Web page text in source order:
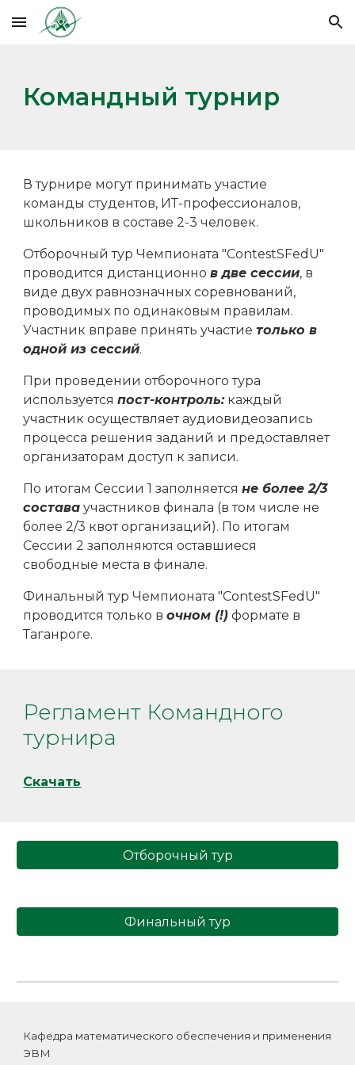
Skip to main content Skip to navigation
Командный турнир
В турнире могут принимать участие
команды студентов, ИТ-профессионалов,
школьников в составе 2-3 человек.
Отборочный тур Чемпионата "ContestSFedU"
проводится дистанционнов две сессии, в
виде двух равнозначных соревнований,
проводимых по одинаковым правилам.
Участник вправе принять участиетолько в
одной из сессий.
При проведении отборочного тура
используетсяпост-контроль:каждый
участник осуществляет аудиовидеозапись
процесса решения заданий и предоставляет
организаторам доступ к записи.
По итогам Сессии 1 заполняетсяне более 2/3
состава участников финала (в том числе не
более 2/3 квот организаций). По итогам
Сессии 2 заполняются оставшиеся
свободные места в финале.
Финальный тур Чемпионата "ContestSFedU"
проводится только вочном (!) формате в
Таганроге.
Регламент Командного
турнира
Скачать
Отборочный тур
Финальный тур
Кафедра математического обеспечения и применения
ЭВМ